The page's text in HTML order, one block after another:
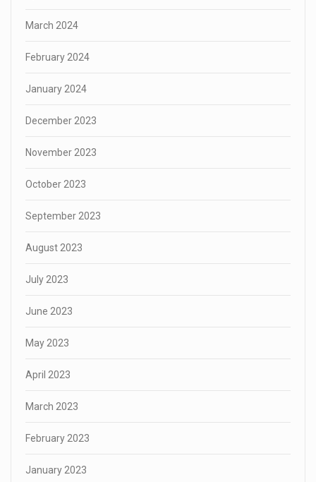
March 2024
February 2024
January 2024
December 2023
November 2023
October 2023
September 2023
August 2023
July 2023
June 2023
May 2023
April 2023
March 2023
February 2023
January 2023